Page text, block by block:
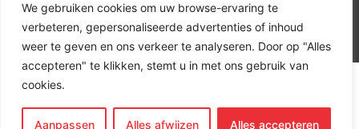
We gebruiken cookies om uw browse-ervaring te
verbeteren, gepersonaliseerde advertenties of inhoud
weer te geven en ons verkeer te analyseren. Door op "Alles
accepteren" te klikken, stemt u in met ons gebruik van
cookies.
Aanpassen Alles afwijzen Alles accepteren
© 2026 Kitchen Corner